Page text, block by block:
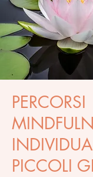
PERCORSI
PICCOLI